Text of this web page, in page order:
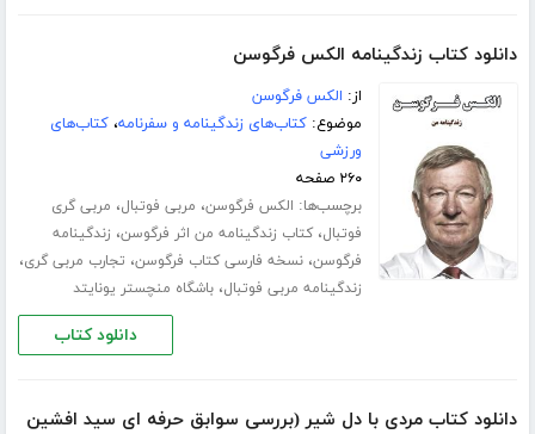
دانلود کتاب زندگینامه الکس فرگوسن
از: الکس فرگوسن
موضوع:کتاب‌های زندگینامه و سفرنامه،کتاب‌های
ورزشی
۲۶۰ صفحه
برچسب‌ها: الکس فرگوسن، مربی فوتبال، مربی گری
فوتبال،کتاب زندگینامه من اثر فرگوسن، زندگینامه
فرگوسن،نسخه فارسی کتاب فرگوسن، تجارب مربی گری،
زندگینامه مربی فوتبال،باشگاه منچستر یونایتد
دانلود کتاب
دانلود کتاب مردی با دل شیر (بررسی سوابق حرفه ای سید افشین